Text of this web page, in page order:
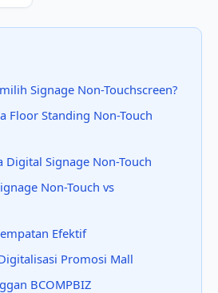
Signage Non-Touchscreen?
Floor Standing Non-Touch
Digital Signage Non-Touch
Non-Touch vs
Efektif
Promosi Mall
BCOMPBIZ